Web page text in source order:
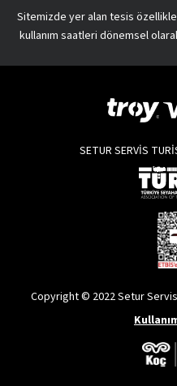
Sitemizde yer alan tesis
kullanım saatleri dönemsel
SETUR SERVİS
Copyright © 2022 Setur Servis